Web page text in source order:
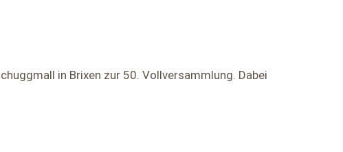
in Brixen zur 50. Vollversammlung. Dabei